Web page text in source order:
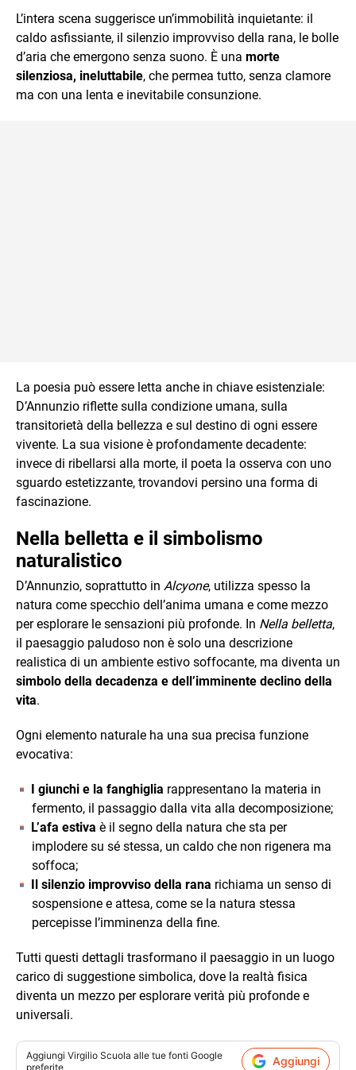
L’intera scena suggerisce un’immobilità inquietante: il
caldo asfissiante, il silenzio improvviso della rana, le bolle
d’aria che emergono senza suono. È una morte
silenziosa, ineluttabile, che permea tutto, senza clamore
ma con una lenta e inevitabile consunzione.
La poesia può essere letta anche in chiave esistenziale:
D’Annunzio riflette sulla condizione umana, sulla
transitorietà della bellezza e sul destino di ogni essere
vivente. La sua visione è profondamente decadente:
invece di ribellarsi alla morte, il poeta la osserva con uno
sguardo estetizzante, trovandovi persino una forma di
fascinazione.
Nella belletta e il simbolismo
naturalistico
D’Annunzio, soprattutto in Alcyone, utilizza spesso la
natura come specchio dell’anima umana e come mezzo
per esplorare le sensazioni più profonde. In Nella belletta,
il paesaggio paludoso non è solo una descrizione
realistica di un ambiente estivo soffocante, ma diventa un
simbolo della decadenza e dell’imminente declino della
vita.
Ogni elemento naturale ha una sua precisa funzione
evocativa:
I giunchi e la fanghiglia rappresentano la materia in
fermento, il passaggio dalla vita alla decomposizione;
L’afa estiva è il segno della natura che sta per
implodere su sé stessa, un caldo che non rigenera ma
soffoca;
Il silenzio improvviso della rana richiama un senso di
sospensione e attesa, come se la natura stessa
percepisse l’imminenza della fine.
Tutti questi dettagli trasformano il paesaggio in un luogo
carico di suggestione simbolica, dove la realtà fisica
diventa un mezzo per esplorare verità più profonde e
universali.
Aggiungi Virgilio Scuola alle tue fonti Google
preferite
Aggiungi